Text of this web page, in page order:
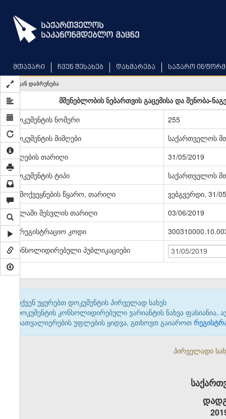
main
content
მთავარი ჩვენ შესახებ დახმარება საჯარო
უკან დაბრუნება
მშენებლობის ნებართვის გაცემისა და შენობა-
დოკუმენტის ნომერი
255
დოკუმენტის მიმღები
საქართველოს
მიღების თარიღი
31/05/2019
დოკუმენტის ტიპი
საქართველოს
გამოქვეყნების წყარო, თარიღი
ვებგვერდი, 31/
ძალაში შესვლის თარიღი
03/06/2019
სარეგისტრაციო კოდი
კონსოლიდირებული პუბლიკაციები
31/05/2019
თქვენ უყურებთ დოკუმენტის პირველად სახეს
დოკუმენტის კონსოლიდირებული ვარიანტის ნახვა ფასიანია,
დათვალიერების უფლების ყიდვა, გთხოვთ გაიაროთ
პირველადი